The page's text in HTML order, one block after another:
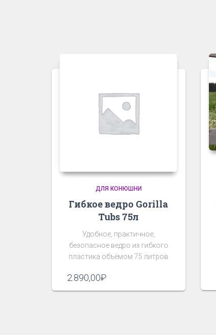
ДЛЯ КОНЮШНИ
Гибкое ведро Gorilla
Tubs 75л
Удобное, практичное,
безопасное ведро из гибкого
пластика объёмом 75 литров
2.890,00₽